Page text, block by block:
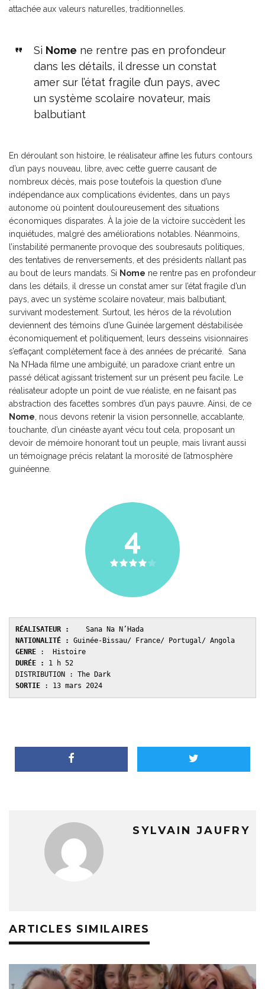
attachée aux valeurs naturelles, traditionnelles.
Si Nome ne rentre pas en profondeur
dans les détails, il dresse un constat
amer sur l’état fragile d’un pays, avec
un système scolaire novateur, mais
balbutiant
En déroulant son histoire, le réalisateur affine les futurs contours
d’un pays nouveau, libre, avec cette guerre causant de
nombreux décès, mais pose toutefois la question d’une
indépendance aux complications évidentes, dans un pays
autonome où pointent douloureusement des situations
économiques disparates. À la joie de la victoire succèdent les
inquiétudes, malgré des améliorations notables. Néanmoins,
l’instabilité permanente provoque des soubresauts politiques,
des tentatives de renversements, et des présidents n’allant pas
au bout de leurs mandats. Si Nome ne rentre pas en profondeur
dans les détails, il dresse un constat amer sur l’état fragile d’un
pays, avec un système scolaire novateur, mais balbutiant,
survivant modestement. Surtout, les héros de la révolution
deviennent des témoins d’une Guinée largement déstabilisée
économiquement et politiquement, leurs desseins visionnaires
s’effaçant complètement face à des années de précarité. Sana
Na N’Hada filme une ambiguïté, un paradoxe criant entre un
passé délicat agissant tristement sur un présent peu facile. Le
réalisateur adopte un point de vue réaliste, en ne faisant pas
abstraction des facettes sombres d’un pays pauvre. Ainsi, de ce
Nome , nous devons retenir la vision personnelle, accablante,
touchante, d’un cinéaste ayant vécu tout cela, proposant un
devoir de mémoire honorant tout un peuple, mais livrant aussi
un témoignage précis relatant la morosité de l’atmosphère
guinéenne.
4
RÉALISATEUR :
NATIONALITÉ :
GENRE
:
DURÉE : 1 h 52
SORTIE : 13 mars 2024
SYLVAIN JAUFRY
ARTICLES SIMILAIRES